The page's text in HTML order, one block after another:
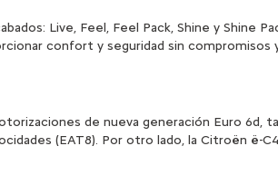
Live, Feel, Feel Pack, Shine y Shine
confort y seguridad sin compromisos
de nueva generación Euro 6d,
(EAT8). Por otro lado, la Citroën ë-